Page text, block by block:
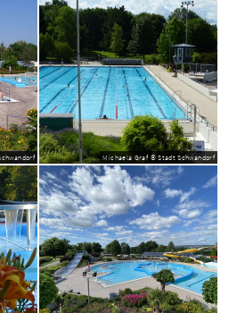
Michaela Graf © Stadt Schwandorf